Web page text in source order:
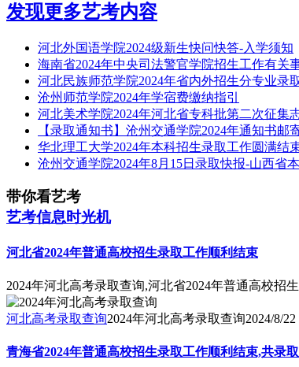
发现更多艺考内容
河北外国语学院2024级新生快问快答-入学须知
海南省2024年中央司法警官学院招生工作有关
河北民族师范学院2024年省内外招生分专业录
沧州师范学院2024年学宿费缴纳指引
河北美术学院2024年河北省专科批第二次征集
【录取通知书】沧州交通学院2024年通知书邮
华北理工大学2024年本科招生录取工作圆满结
沧州交通学院2024年8月15日录取快报-山西省
带你看艺考
艺考信息时光机
河北省2024年普通高校招生录取工作顺利结束
2024年河北高考录取查询,河北省2024年普通高校招
河北高考录取查询2024年河北高考录取查询2024/8/22
青海省2024年普通高校招生录取工作顺利结束,共录